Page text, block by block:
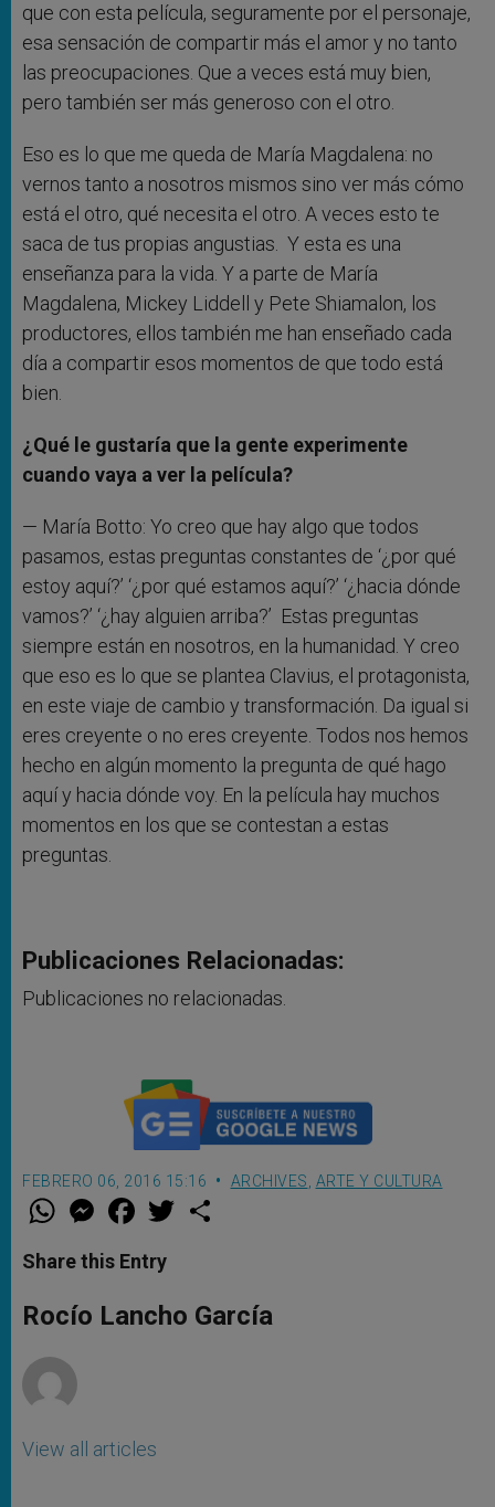
que con esta película, seguramente por el personaje,
esa sensación de compartir más el amor y no tanto
las preocupaciones. Que a veces está muy bien,
pero también ser más generoso con el otro.
Eso es lo que me queda de María Magdalena: no
vernos tanto a nosotros mismos sino ver más cómo
está el otro, qué necesita el otro. A veces esto te
saca de tus propias angustias. Y esta es una
enseñanza para la vida. Y a parte de María
Magdalena, Mickey Liddell y Pete Shiamalon, los
productores, ellos también me han enseñado cada
día a compartir esos momentos de que todo está
bien.
¿Qué le gustaría que la gente experimente
cuando vaya a ver la película?
— María Botto: Yo creo que hay algo que todos
pasamos, estas preguntas constantes de ‘¿por qué
estoy aquí?’ ‘¿por qué estamos aquí?’ ‘¿hacia dónde
vamos?’ ‘¿hay alguien arriba?’ Estas preguntas
siempre están en nosotros, en la humanidad. Y creo
que eso es lo que se plantea Clavius, el protagonista,
en este viaje de cambio y transformación. Da igual si
eres creyente o no eres creyente. Todos nos hemos
hecho en algún momento la pregunta de qué hago
aquí y hacia dónde voy. En la película hay muchos
momentos en los que se contestan a estas
preguntas.
Publicaciones Relacionadas:
Publicaciones no relacionadas.
FEBRERO 06, 2016 15:16 ARCHIVES ARTE Y CULTURA
W
t
s
p
p
M
e
s
e
g
e
F
a
e
b
o
k
w
r
Share this Entry
Rocío Lancho García
View all articles